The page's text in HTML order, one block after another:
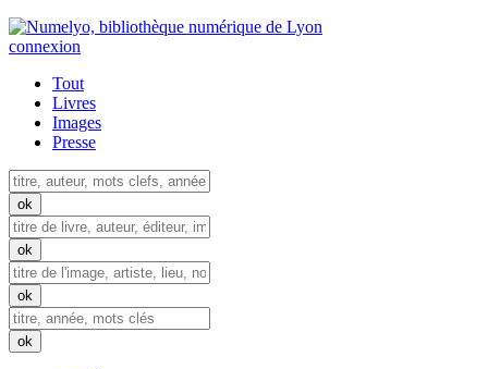
connexion
Tout
Livres
Images
Presse